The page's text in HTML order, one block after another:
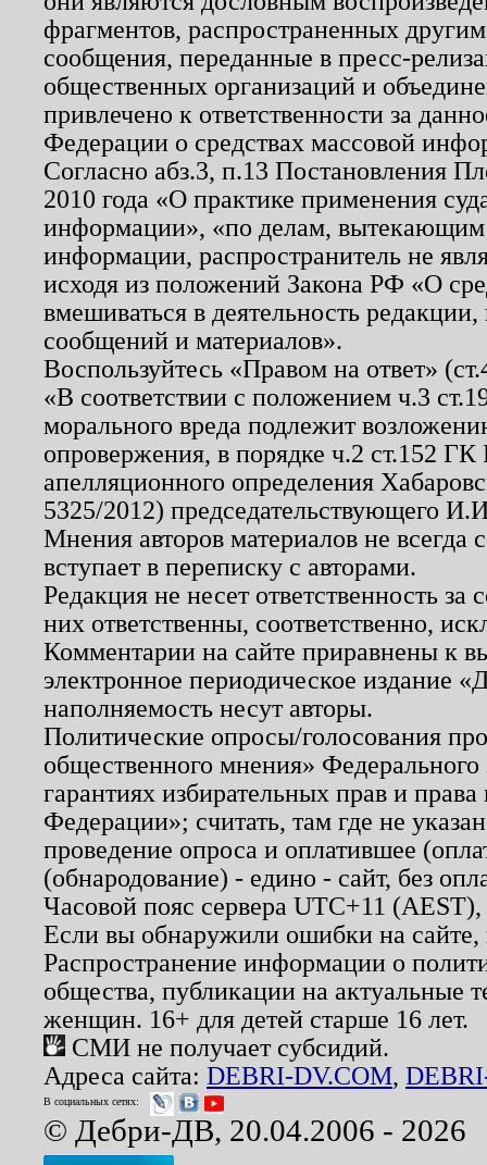
фрагментов, распространенных
сообщения, переданные в пресс-
общественных организаций и
привлечено к ответственности за
Федерации о средствах массовой
Согласно абз.3, п.13 Постановления
2010 года «О практике применения
информации», «по делам, вытекающим
информации, распространитель не
исходя из положений Закона РФ «О
вмешиваться в деятельность
сообщений и материалов».
Воспользуйтесь «Правом на ответ»
«В соответствии с положением ч.3
морального вреда подлежит
опровержения, в порядке ч.2 ст.152
апелляционного определения
5325/2012) председательствующего
Мнения авторов материалов не
вступает в переписку с авторами.
Редакция не несет ответственность
них ответственны, соответственно,
Комментарии на сайте приравнены к
электронное периодическое издание
наполняемость несут авторы.
Политические опросы/голосования
общественного мнения»
гарантиях избирательных прав и
Федерации»; считать, там где не
проведение опроса и оплатившее
(обнародование) - едино - сайт, без
Часовой пояс сервера UTC+11
Если вы обнаружили ошибки на
Распространение информации о
общества, публикации на актуальные
женщин. 16+ для детей старше 16 лет.
СМИ не получает субсидий.
Адреса сайта: DEBRI-DV.COM,
В социальных сетях:
© Дебри-ДВ, 20.04.2006 - 2026